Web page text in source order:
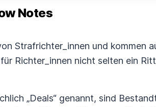
Notes
Strafrichter_innen und kommen
Richter_innen nicht selten ein
„Deals“ genannt, sind